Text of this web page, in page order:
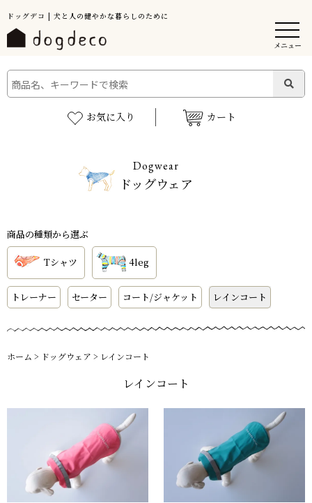
ドッグデコ | 犬と人の健やかな暮らしのために
メニュー
お気に入り カート
Dogwear
ドッグウェア
商品の種類から選ぶ
Tシャツ 4leg
トレーナー セーター コート/ジャケット レインコート
ホーム > ドッグウェア > レインコート
レインコート